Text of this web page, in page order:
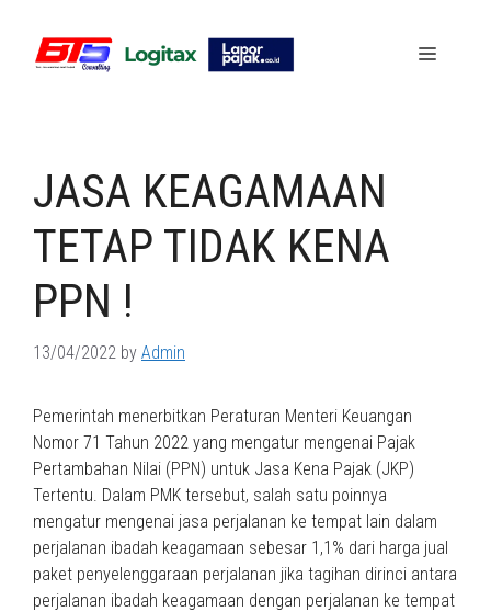
content
Menu
JASA KEAGAMAAN
TETAP TIDAK KENA
PPN !
13/04/2022 by Admin
Pemerintah menerbitkan Peraturan Menteri Keuangan
Nomor 71 Tahun 2022 yang mengatur mengenai Pajak
Pertambahan Nilai (PPN) untuk Jasa Kena Pajak (JKP)
Tertentu. Dalam PMK tersebut, salah satu poinnya
mengatur mengenai jasa perjalanan ke tempat lain dalam
perjalanan ibadah keagamaan sebesar 1,1% dari harga jual
paket penyelenggaraan perjalanan jika tagihan dirinci antara
perjalanan ibadah keagamaan dengan perjalanan ke tempat